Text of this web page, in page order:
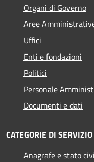
Organi di Governo
Aree
Uffici
Enti e fondazioni
Politici
Personale
Documenti e dati
CATEGORIE DI SERVIZIO
Anagrafe e stato